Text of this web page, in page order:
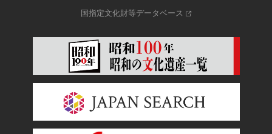
国指定文化財等データベース